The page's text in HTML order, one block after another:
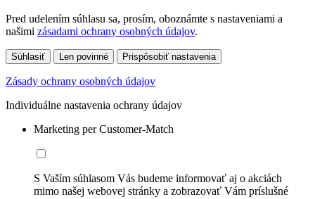
Pred udelením súhlasu sa, prosím, oboznámte s nastaveniami a
našimi zásadami ochrany osobných údajov.
Súhlasiť Len povinné Prispôsobiť nastavenia
Zásady ochrany osobných údajov
Individuálne nastavenia ochrany údajov
Marketing per Customer-Match
S Vaším súhlasom Vás budeme informovať aj o akciách
mimo našej webovej stránky a zobrazovať Vám príslušné